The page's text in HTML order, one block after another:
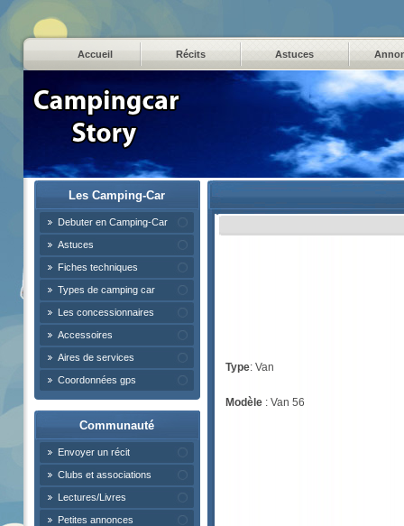
Accueil Récits Astuces
Les Camping-Car
Debuter en Camping-Car
Astuces
Fiches techniques
Types de camping car
Les concessionnaires
Accessoires
Aires de services
Coordonnées gps
Communauté
Envoyer un récit
Clubs et associations
Lectures/Livres
Petites annonces
Type: Van
Modèle: Van 56